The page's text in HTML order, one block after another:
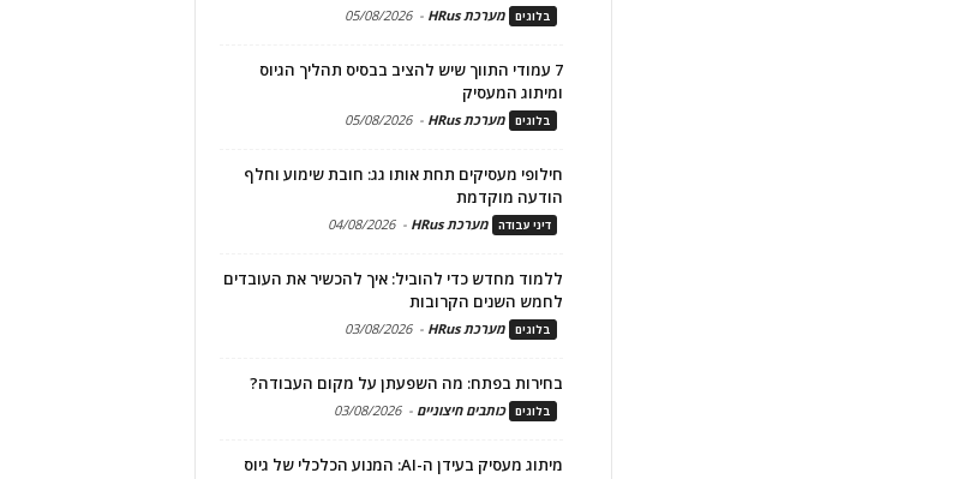
בלוגים מערכת HRus -
05/08/2026
7 עמודי התווך שיש להציב בבסיס תהליך הגיוס
ומיתוג המעסיק
בלוגים מערכת HRus -
05/08/2026
חילופי מעסיקים תחת אותו גג: חובת שימוע וחלף
הודעה מוקדמת
דיני עבודה מערכת HRus -
04/08/2026
ללמוד מחדש כדי להוביל: איך להכשיר את העובדים
לחמש השנים הקרובות
בלוגים מערכת HRus -
03/08/2026
בחירות בפתח: מה השפעתן על מקום העבודה?
בלוגים כותבים חיצוניים -
03/08/2026
מיתוג מעסיק בעידן ה-AI: המנוע הכלכלי של גיוס